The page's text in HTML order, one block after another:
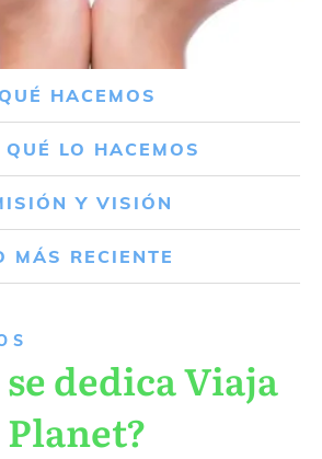
HACEMOS
QUÉ LO HACEMOS
Y VISIÓN
MÁS RECIENTE
se dedica Viaja
Planet?